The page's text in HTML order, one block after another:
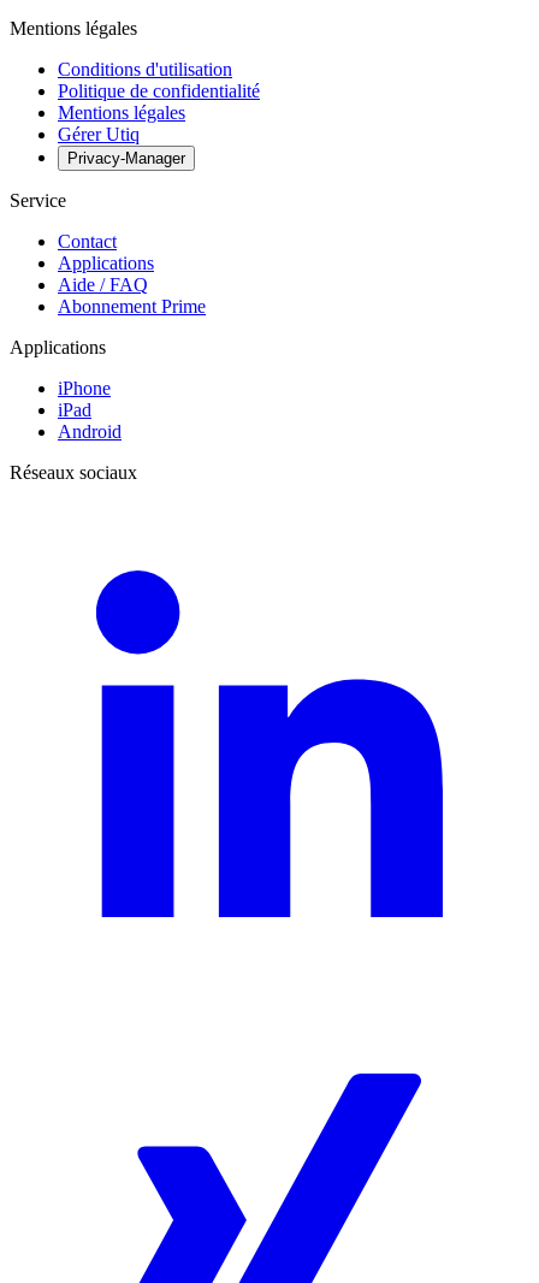
Mentions légales
Conditions d'utilisation
Politique de confidentialité
Mentions légales
Gérer Utiq
Privacy-Manager
Service
Contact
Applications
Aide / FAQ
Abonnement Prime
Applications
iPhone
iPad
Android
Réseaux sociaux